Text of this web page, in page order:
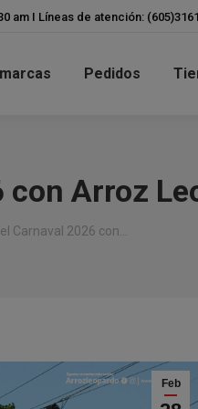
am I Líneas de atención:
Pedidos
con Arroz
Carnaval 2026 con…
Feb
check